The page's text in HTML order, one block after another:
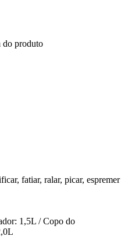
do produto
fatiar, ralar, picar, espremer
1,5L / Copo do